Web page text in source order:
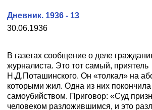
30.06.1936
Дневник. 1936 - 13
В газетах сообщение о деле
журналиста. Это тот самый, приятель
Н.Д.Поташинского. Он «толкал» на
которыми жил. Одна из них
самоубийством. Приговор: «Суд
человеком разложившимся, и это